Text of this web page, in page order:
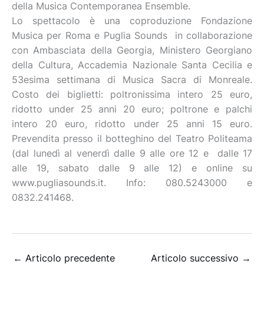
della Musica Contemporanea Ensemble.
Lo spettacolo è una coproduzione Fondazione
Musica per Roma e Puglia Sounds in collaborazione
con Ambasciata della Georgia, Ministero Georgiano
della Cultura, Accademia Nazionale Santa Cecilia e
53esima settimana di Musica Sacra di Monreale.
Costo dei biglietti: poltronissima intero 25 euro,
ridotto under 25 anni 20 euro; poltrone e palchi
intero 20 euro, ridotto under 25 anni 15 euro.
Prevendita presso il botteghino del Teatro Politeama
(dal lunedì al venerdì dalle 9 alle ore 12 e dalle 17
alle 19, sabato dalle 9 alle 12) e online su
www.pugliasounds.it. Info: 080.5243000 e
0832.241468.
← Articolo precedente Articolo successivo →